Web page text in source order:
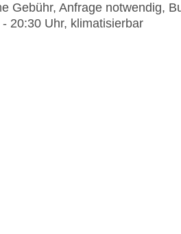
Gebühr, Anfrage notwendig,
20:30 Uhr, klimatisierbar